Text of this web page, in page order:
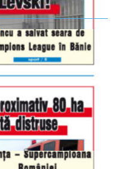
9.00 - 17.00
9.00 - 12.00